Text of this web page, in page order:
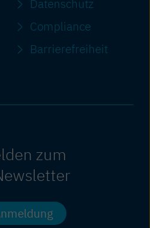
Datenschutz
Compliance
Barriere­freiheit
zum